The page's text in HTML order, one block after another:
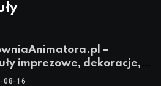
–
imprezowe, dekoracje,
i akcesoria dla animatorów
08-16